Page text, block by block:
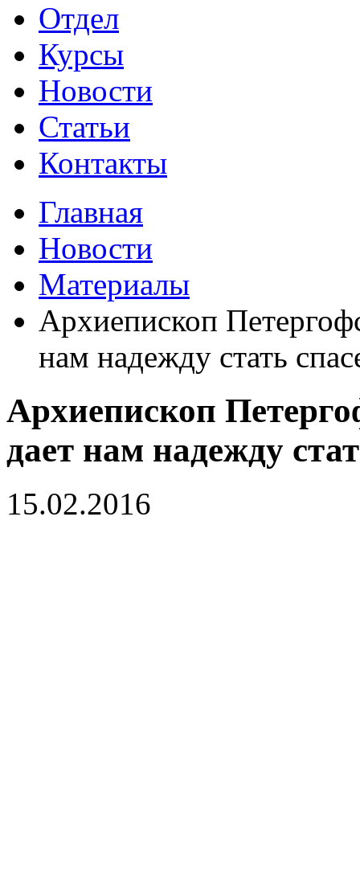
Отдел
Курсы
Новости
Статьи
Контакты
Главная
Новости
Материалы
Архиепископ
нам надежду стать
Архиепископ
дает нам надежду
15.02.2016